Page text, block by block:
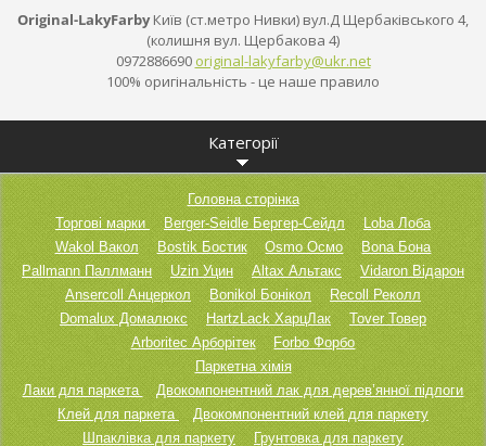
Original-LakyFarby Київ (ст.метро Нивки) вул.Д Щербаківського 4,
(колишня вул. Щербакова 4)
0972886690 original-lakyfarby@ukr.net
100% оригінальність - це наше правило
Категорії
Головна сторінка
Торгові марки
Berger-Seidle Бергер-Сейдл
Loba Лоба
Wakol Вакол
Bostik Бостик Osmo Осмо
Bona Бона
Pallmann Паллманн
Uzin Уцин Altax Альтакс
Vidaron Відарон
Ansercoll Анцеркол
Bonikol Бонікол
Recoll Реколл
Domalux Домалюкс
HartzLack ХарцЛак
Tover Товер
Arboritec Арборітек
Forbo Форбо
Паркетна хімія
Лаки для паркета
Двокомпонентний лак для дерев’янної підлоги
Клей для паркета
Двокомпонентний клей для паркету
Шпаклівка для паркету
Грунтовка для паркету